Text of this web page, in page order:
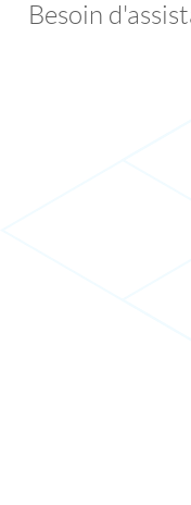
Besoin